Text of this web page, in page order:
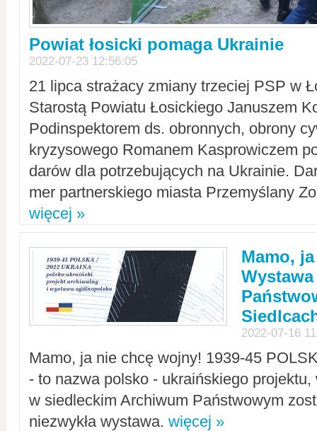
Powiat łosicki pomaga Ukrainie
2022-07-23 12:56:05
21 lipca strażacy zmiany trzeciej PSP w
Starostą Powiatu Łosickiego Januszem
Podinspektorem ds. obronnych, obrony
kryzysowego Romanem Kasprowiczem
darów dla potrzebujących na Ukrainie.
mer partnerskiego miasta Przemyślany
więcej »
Mamo,
2022-07-16
Mamo, ja nie chcę wojny! 1939-45
- to nazwa polsko - ukraińskiego
w siedleckim Archiwum Państwowym
niezwykła wystawa. więcej »